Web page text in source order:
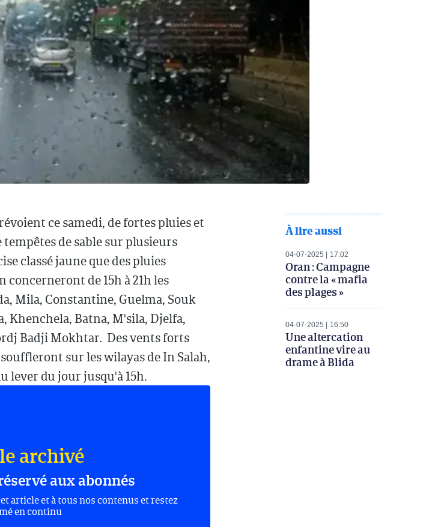
ce samedi, de fortes pluies et
de sable sur plusieurs
classé jaune que des pluies
concerneront de 15h à 21h les
Mila, Constantine, Guelma, Souk
Khenchela, Batna, M'sila, Djelfa,
Badji Mokhtar. Des vents forts
sur les wilayas de In Salah,
lever du jour jusqu'à 15h.
archivé
aux abonnés
article et à tous nos contenus et restez
en continu
À lire aussi
04-07-2025 17:02
Oran : Campagne
contre la « mafia
des plages »
04-07-2025 16:50
Une altercation
enfantine vire au
drame à Blida